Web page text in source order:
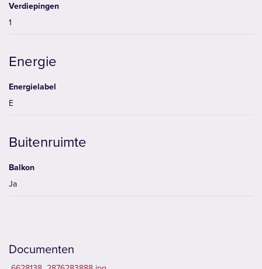
Verdiepingen
1
Energie
Energielabel
E
Buitenruimte
Balkon
Ja
Documenten